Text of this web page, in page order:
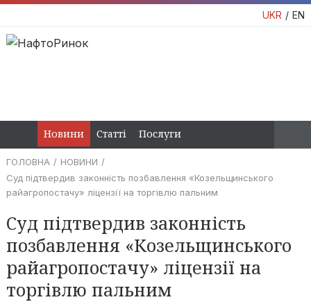
UKR EN
Новини Статті Послуги
ГОЛОВНА
НОВИНИ
Суд підтвердив законність позбавлення «Козельщинського
райагропостачу» ліцензії на торгівлю пальним
Суд підтвердив законність
позбавлення «Козельщинського
райагропостачу» ліцензії на
торгівлю пальним